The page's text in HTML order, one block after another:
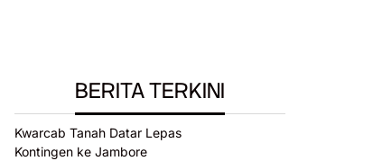
BERITA TERKINI
Kwarcab Tanah Datar Lepas
Kontingen ke Jambore